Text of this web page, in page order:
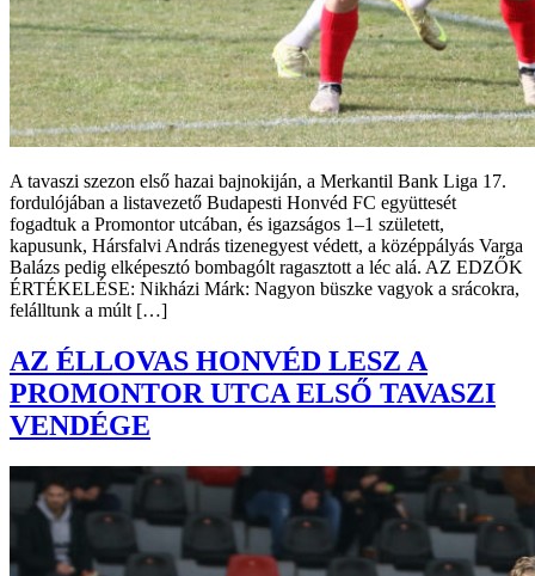
A tavaszi szezon első hazai bajnokiján, a Merkantil Bank Liga 17.
fordulójában a listavezető Budapesti Honvéd FC együttesét
fogadtuk a Promontor utcában, és igazságos 1–1 született,
kapusunk, Hársfalvi András tizenegyest védett, a középpályás Varga
Balázs pedig elképesztó bombagólt ragasztott a léc alá. AZ EDZŐK
ÉRTÉKELÉSE: Nikházi Márk: Nagyon büszke vagyok a srácokra,
felálltunk a múlt […]
AZ ÉLLOVAS HONVÉD LESZ A
PROMONTOR UTCA ELSŐ TAVASZI
VENDÉGE